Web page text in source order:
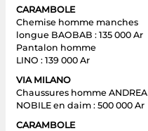
CARAMBOLE
Chemise homme manches
longue BAOBAB : 135 000 Ar
Pantalon homme
LINO : 139 000 Ar
VIA MILANO
Chaussures homme ANDREA
NOBILE en daim : 500 000 Ar
CARAMBOLE